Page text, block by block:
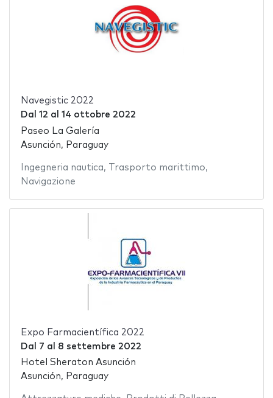
Navegistic 2022
Dal 12 al 14 ottobre 2022
Paseo La Galería
Asunción, Paraguay
Ingegneria nautica, Trasporto marittimo,
Navigazione
Expo Farmacientífica 2022
Dal 7 al 8 settembre 2022
Hotel Sheraton Asunción
Asunción, Paraguay